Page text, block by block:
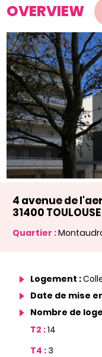
OVERVIEW
4 avenue de
31400 TOULOUSE
Quartier :
Logement :
Date de mise
Nombre de
T2 :14
T4 : 3